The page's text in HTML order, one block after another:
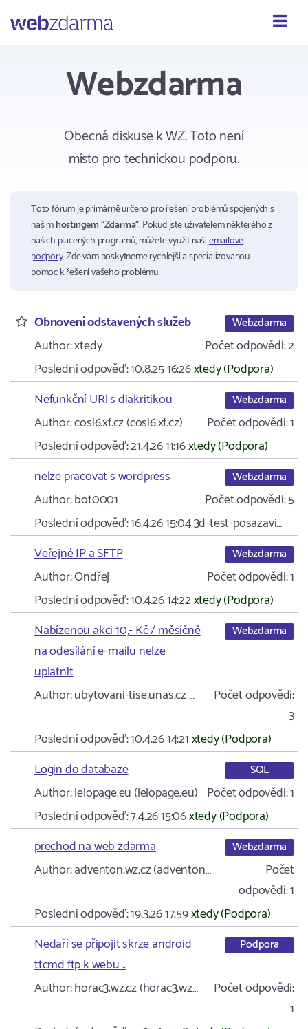
Webzdarma
Obecná diskuse k WZ. Toto není
místo pro technickou podporu.
Toto fórum je primárně určeno pro řešení problémů spojených s
našímhostingem "Zdarma". Pokud jste uživatelem některého z
našich placených programů, můžete využít našíemailové
podpory. Zde vám poskytneme rychlejší a specializovanou
pomoc k řešení vašeho problému.
Obnovení odstavených služeb Webzdarma
Author:xtedy Počet odpovědí:2
Poslední odpověď:10.8.25 16:26xtedy (Podpora)
Nefunkční URl s diakritikou
Webzdarma
Author:cosi6.xf.cz (cosi6.xf.cz) Počet odpovědí:1
Poslední odpověď:21.4.26 11:16xtedy (Podpora)
nelze pracovat s wordpress
Webzdarma
Author:bot0001 Počet odpovědí:5
Poslední odpověď:16.4.26 15:043d-test-posazavi…
Veřejné IP a SFTP
Webzdarma
Author:Ondřej Počet odpovědí:1
Poslední odpověď:10.4.26 14:22xtedy (Podpora)
Nabízenou akci 10,- Kč / měsíčně
na odesílání e-mailu nelze
uplatnit
Webzdarma
Author:ubytovani-tise.unas.cz …
Počet odpovědí:
3
Poslední odpověď:10.4.26 14:21xtedy (Podpora)
Login do databaze
SQL
Author:lelopage.eu (lelopage.eu) Počet odpovědí:1
Poslední odpověď:7.4.26 15:06xtedy (Podpora)
prechod na web zdarma
Webzdarma
Author:adventon.wz.cz (adventon…
Počet
odpovědí:1
Poslední odpověď:19.3.26 17:59xtedy (Podpora)
Nedaří se připojit skrze android
ttcmd ftp k webu ..
Podpora
Author:horac3.wz.cz (horac3.wz…
Počet odpovědí:
1